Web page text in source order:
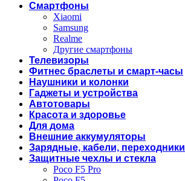
Смартфоны
Xiaomi
Samsung
Realme
Другие смартфоны
Телевизоры
Фитнес браслеты и смарт-часы
Наушники и колонки
Гаджеты и устройства
Автотовары
Красота и здоровье
Для дома
Внешние аккумуляторы
Зарядные, кабели, переходники
Защитные чехлы и стекла
Poco F5 Pro